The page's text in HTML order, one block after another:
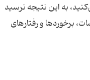
به این نتیجه نرسید
و رفتارهای